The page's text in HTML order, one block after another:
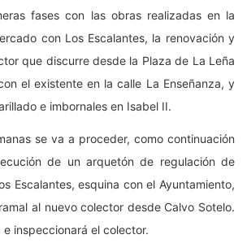
fases con las obras realizadas en la
con Los Escalantes, la renovación y
que discurre desde la Plaza de La Leña
el existente en la calle La Enseñanza, y
e imbornales en Isabel II.
se va a proceder, como continuación
de un arquetón de regulación de
Escalantes, esquina con el Ayuntamiento,
al nuevo colector desde Calvo Sotelo.
e inspeccionará el colector.